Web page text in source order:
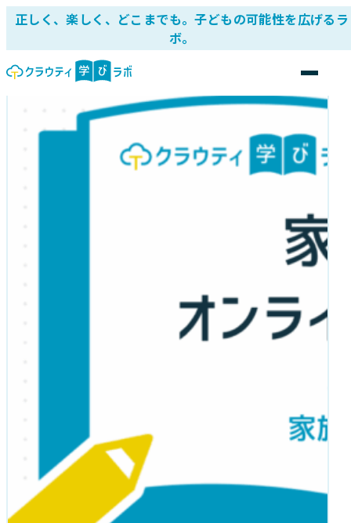
正しく、楽しく、どこまでも。子どもの可能性を広げるラ
ボ。